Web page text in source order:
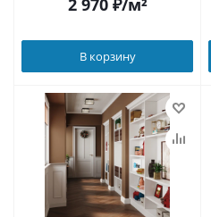
2 970₽/м²
В корзину